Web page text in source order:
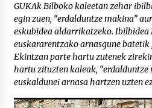
GUKAk Bilboko kaleetan zehar
egin zuen, “erdalduntze makina”
eskubidea aldarrikatzeko. Ibilbidea
euskararentzako arnasgune
Ekintzan parte hartu zutenek
hartu zituzten kaleak,
euskaldunei arnasa hartzen uzten